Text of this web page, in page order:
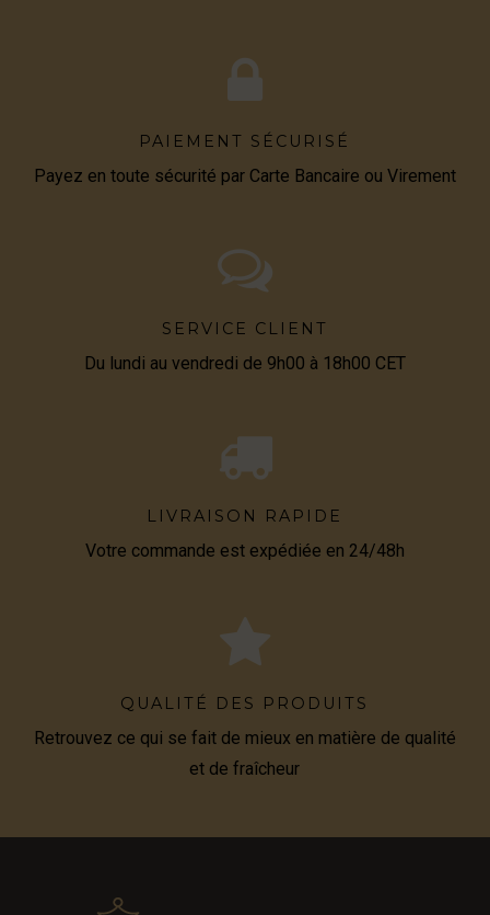
PAIEMENT SÉCURISÉ
Payez en toute sécurité par Carte Bancaire ou Virement
SERVICE CLIENT
Du lundi au vendredi de 9h00 à 18h00 CET
LIVRAISON RAPIDE
Votre commande est expédiée en 24/48h
QUALITÉ DES PRODUITS
Retrouvez ce qui se fait de mieux en matière de qualité
et de fraîcheur